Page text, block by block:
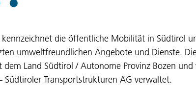
die öffentliche Mobilität in Südtirol
umweltfreundlichen Angebote und Dienste.
dem Land Südtirol / Autonome Provinz Bozen
Südtiroler Transportstrukturen AG verwaltet.